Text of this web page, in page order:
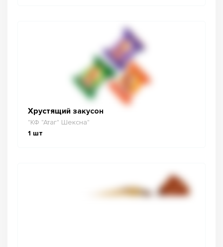
Хрустящий закусон
"КФ "Атаг" Шексна"
1 шт